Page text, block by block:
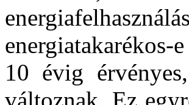
10 évig
változnak. Ez